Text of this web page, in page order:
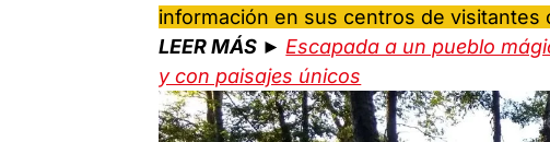
información en sus centros de visitantes
LEER MÁS ► Escapada a un pueblo
y con paisajes únicos